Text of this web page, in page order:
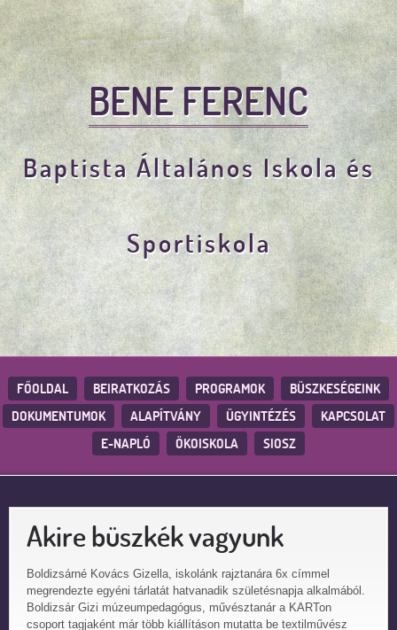
BENE FERENC
Baptista Általános Iskola és
Sportiskola
FŐOLDAL BEIRATKOZÁS PROGRAMOK
BÜSZKESÉGEINK
DOKUMENTUMOK
ALAPÍTVÁNY ÜGYINTÉZÉS
KAPCSOLAT
E-NAPLÓ
ÖKOISKOLA SIOSZ
Akire büszkék vagyunk
Boldizsárné Kovács Gizella, iskolánk rajztanára 6x címmel
megrendezte egyéni tárlatát hatvanadik születésnapja alkalmából.
Boldizsár Gizi múzeumpedagógus, művésztanár a KARTon
csoport tagjaként már több kiállításon mutatta be textilművész